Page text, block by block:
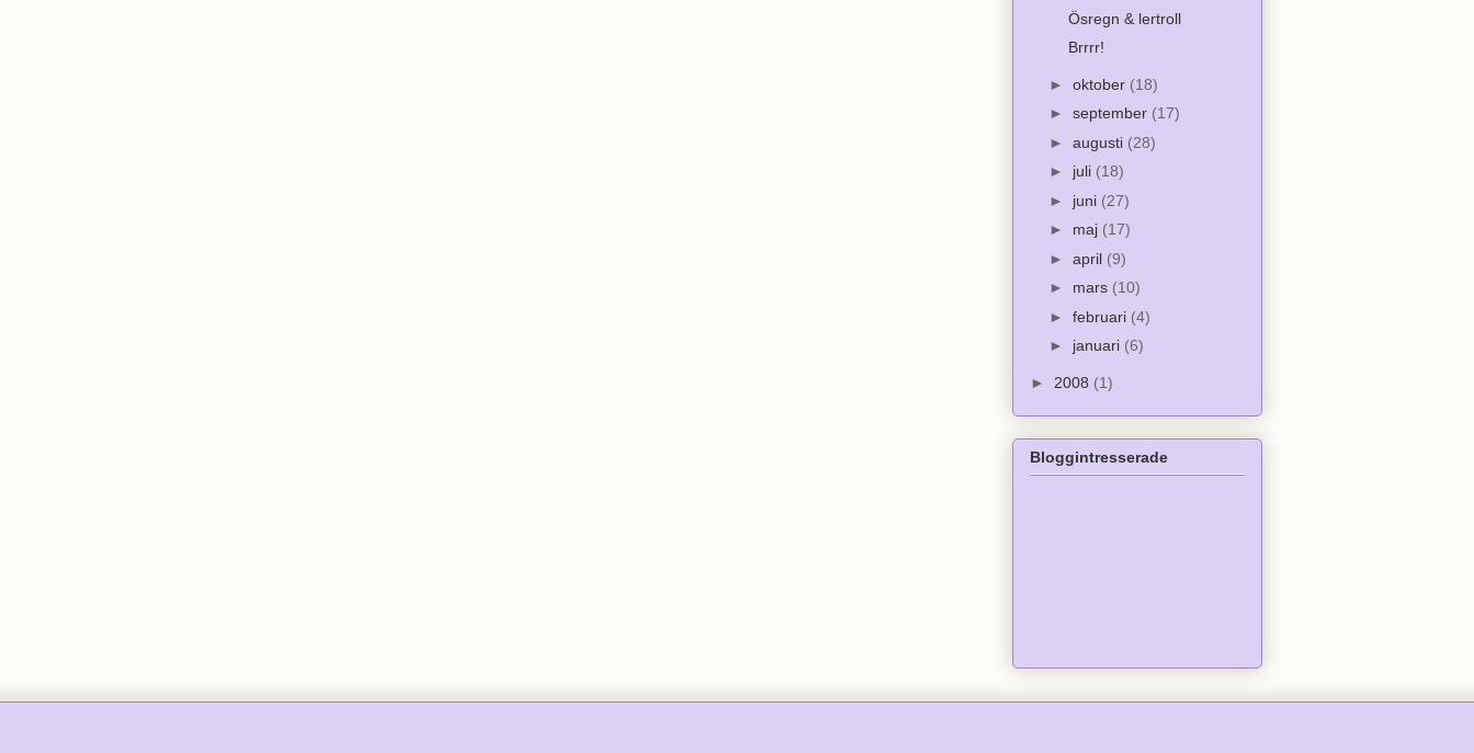
Ösregn & lertroll
Brrrr!
► oktober (18)
► september (17)
► augusti (28)
► juli (18)
► juni (27)
► maj (17)
► april (9)
► mars (10)
► februari (4)
► januari (6)
► 2008 (1)
Bloggintresserade